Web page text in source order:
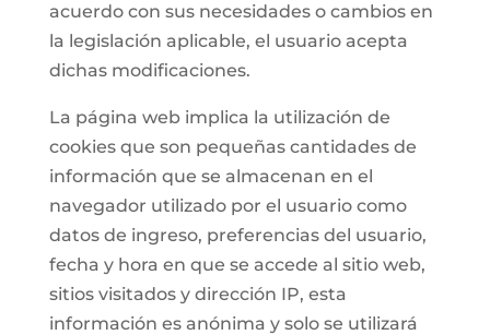
acuerdo con sus necesidades o cambios en
la legislación aplicable, el usuario acepta
dichas modificaciones.
La página web implica la utilización de
cookies que son pequeñas cantidades de
información que se almacenan en el
navegador utilizado por el usuario como
datos de ingreso, preferencias del usuario,
fecha y hora en que se accede al sitio web,
sitios visitados y dirección IP, esta
información es anónima y solo se utilizará